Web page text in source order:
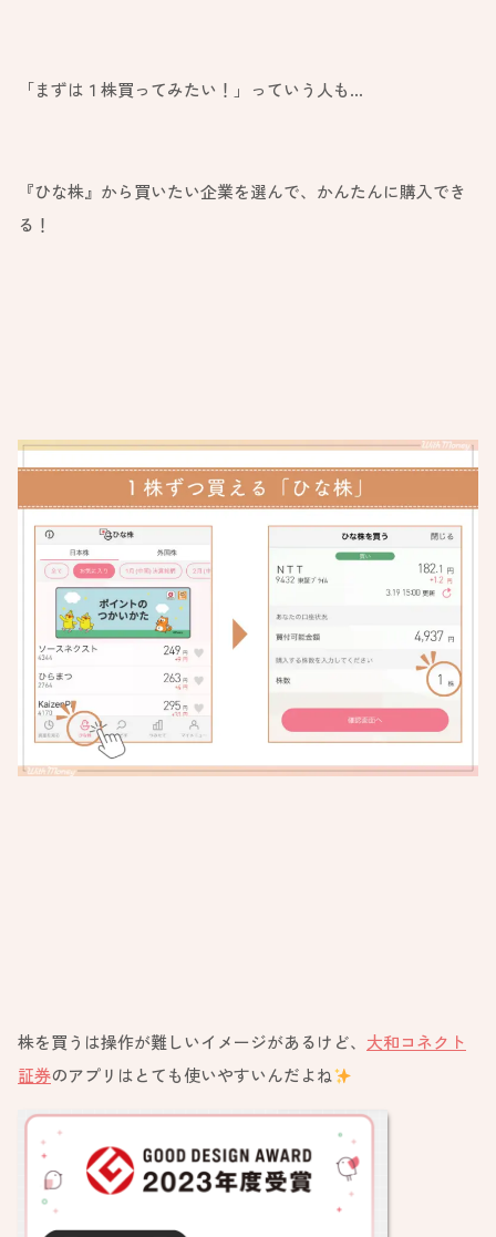
「まずは１株買ってみたい！」っていう人も…
『ひな株』から買いたい企業を選んで、かんたんに購入でき
る！
株を買うは操作が難しいイメージがあるけど、 大和コネクト
証券のアプリはとても使いやすいんだよね